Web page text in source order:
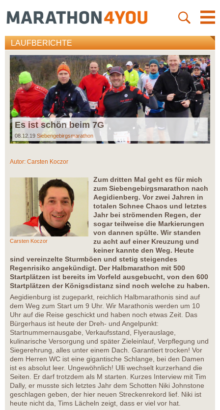
LAUFBERICHTE
Es ist schön beim 7G
08.12.19 Siebengebirgsmarathon
Autor: Carsten Koczor
Carsten Koczor
Zum dritten Mal geht es für mich
zum Siebengebirgsmarathon nach
Aegidienberg. Vor zwei Jahren in
totalen Schnee Chaos und letztes
Jahr bei strömenden Regen, der
sogar teilweise die Markierungen
von dannen spülte. Wir standen
zu acht auf einer Kreuzung und
keiner kannte den Weg. Heute
sind vereinzelte Sturmböen und stetig steigendes
Regenrisiko angekündigt. Der Halbmarathon mit 500
Startplätzen ist bereits im Vorfeld ausgebucht, von den 600
Startplätzen der Königsdistanz sind noch welche zu haben.
Aegidienburg ist zugeparkt, reichlich Halbmarathonis sind auf
dem Weg zum Start um 9 Uhr. Wir Marathonis werden um 10
Uhr auf die Reise geschickt und haben noch etwas Zeit. Das
Bürgerhaus ist heute der Dreh- und Angelpunkt:
Startnummernausgabe, Verkaufsstand, Flyerauslage,
kulinarische Versorgung und später Zieleinlauf, Verpflegung und
Siegerehrung, alles unter einem Dach. Garantiert trocken! Vor
dem Herren WC ist eine gigantische Schlange, bei den Damen
ist es absolut leer. Ungewöhnlich! Ulli wechselt kurzerhand die
Seiten. Er darf trotzdem als M starten. Kurzes Interview mit Tim
Dally, er musste sich letztes Jahr dem Schotten Niki Johnstone
geschlagen geben, der hier neuen Streckenrekord lief. Niki ist
heute nicht da, Tims Lächeln zeigt, dass er viel vor hat.